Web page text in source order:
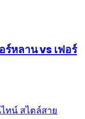
ร์หลาน vs เฟอร์